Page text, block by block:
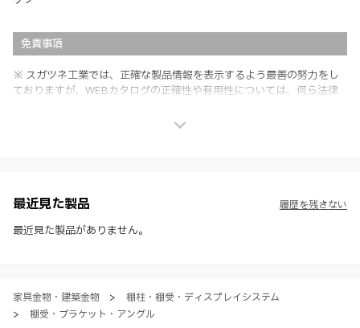
免責事項
※ スガツネ工業では、正確な製品情報を表示するよう最善の努力をし
ておりますが、WEBカタログの正確性や有用性については、何ら法律
社製品の使用ご検討、又は販売促進目的の利用に限ります。
※ 本WEBサイト製品情報のご利用にあたっては、WEBサイト利用規
約、プライバシーポリシー、製品情報ガイドをご確認いただき、内容の
最近見た製品
最近見た製品がありません。
履歴を残さない
家具金物・建築金物 >
棚柱・棚受・ディスプレイシステム
>
棚受・ブラケット・アングル